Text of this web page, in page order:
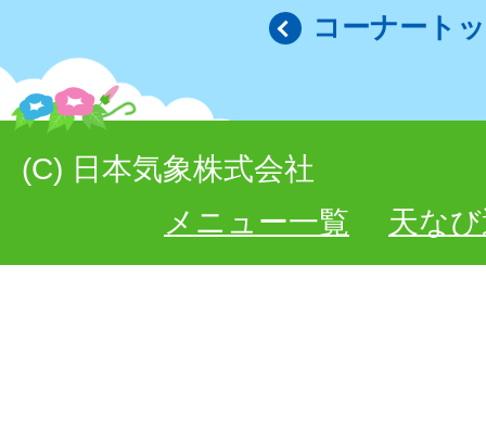
コーナート
(C) 日本気象株式会社
メニュー一覧
天な